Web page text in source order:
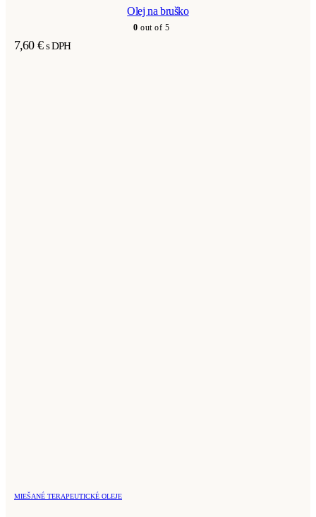
Olej na bruško
0 out of 5
7,60 € s DPH
MIEŠANÉ TERAPEUTICKÉ OLEJE